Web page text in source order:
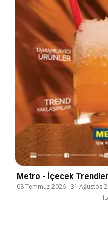
Metro - İçecek
08 Temmuz 2026-31 Ağustos